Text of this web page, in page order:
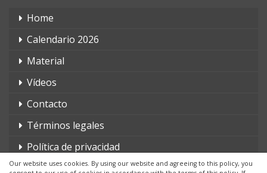
Our website uses cookies. By using our website and agreeing to this policy, you
Home
Calendario 2026
Material
Vídeos
Contacto
Términos legales
Política de privacidad